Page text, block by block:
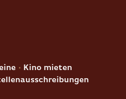
Kino mieten